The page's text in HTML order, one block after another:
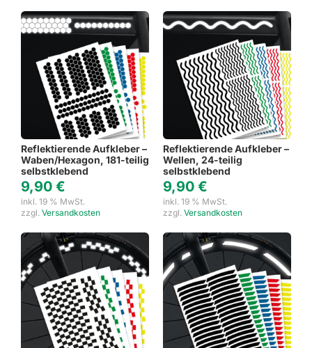
Reflektierende Aufkleber –
Waben/Hexagon, 181-teilig
selbstklebend
9,90 €
inkl. 19 % MwSt.
zzgl. Versandkosten
Reflektierende Aufkleber –
Wellen, 24-teilig
selbstklebend
9,90 €
inkl. 19 % MwSt.
zzgl. Versandkosten